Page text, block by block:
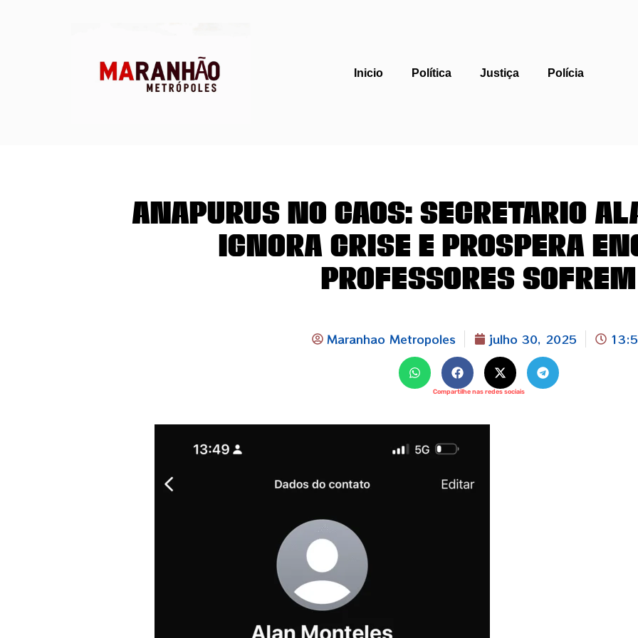
Inicio Política Justiça Polícia
Anapurus no Caos: Secretário
Ignora Crise e Prospera
Professores Sofrem
Maranhao Metropoles julho 30, 2025
Compartilhe nas redes sociais